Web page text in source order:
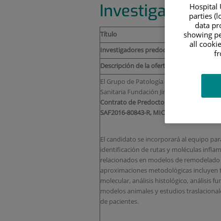
Investigador
Título
Investigadores predoctorales
Descripción de la oferta
El Grupo de Patología Vascular del
Sanitaria Fundación Jiménez Díaz busca
Contrato de Predoctoral de 1 año
SAF2016-80843-R, MICIU
El candidato se incorporará al equipo
identificación de rutas y moléculas
relacionados en modelos de
aproximaciones metodológicas incluyen
molecular, análisis histológico, análisis
modelos animales y estudios
de pacientes.
Hospital
parties
data
showing
all